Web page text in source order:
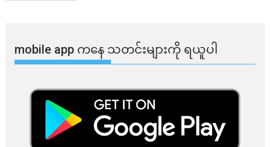
mobile app ​​ကနေ ​​သတင်းများကို ရယူပါ